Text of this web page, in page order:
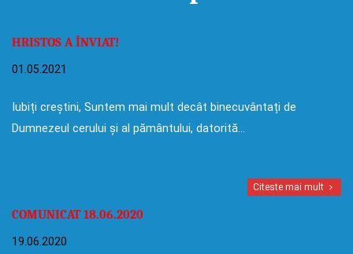
HRISTOS A ÎNVIAT!
01.05.2021
Iubiți creștini, Suntem mai mult decât binecuvântați de
Dumnezeul cerului și al pământului, datorită…
Citeste mai mult
COMUNICAT 18.06.2020
19.06.2020